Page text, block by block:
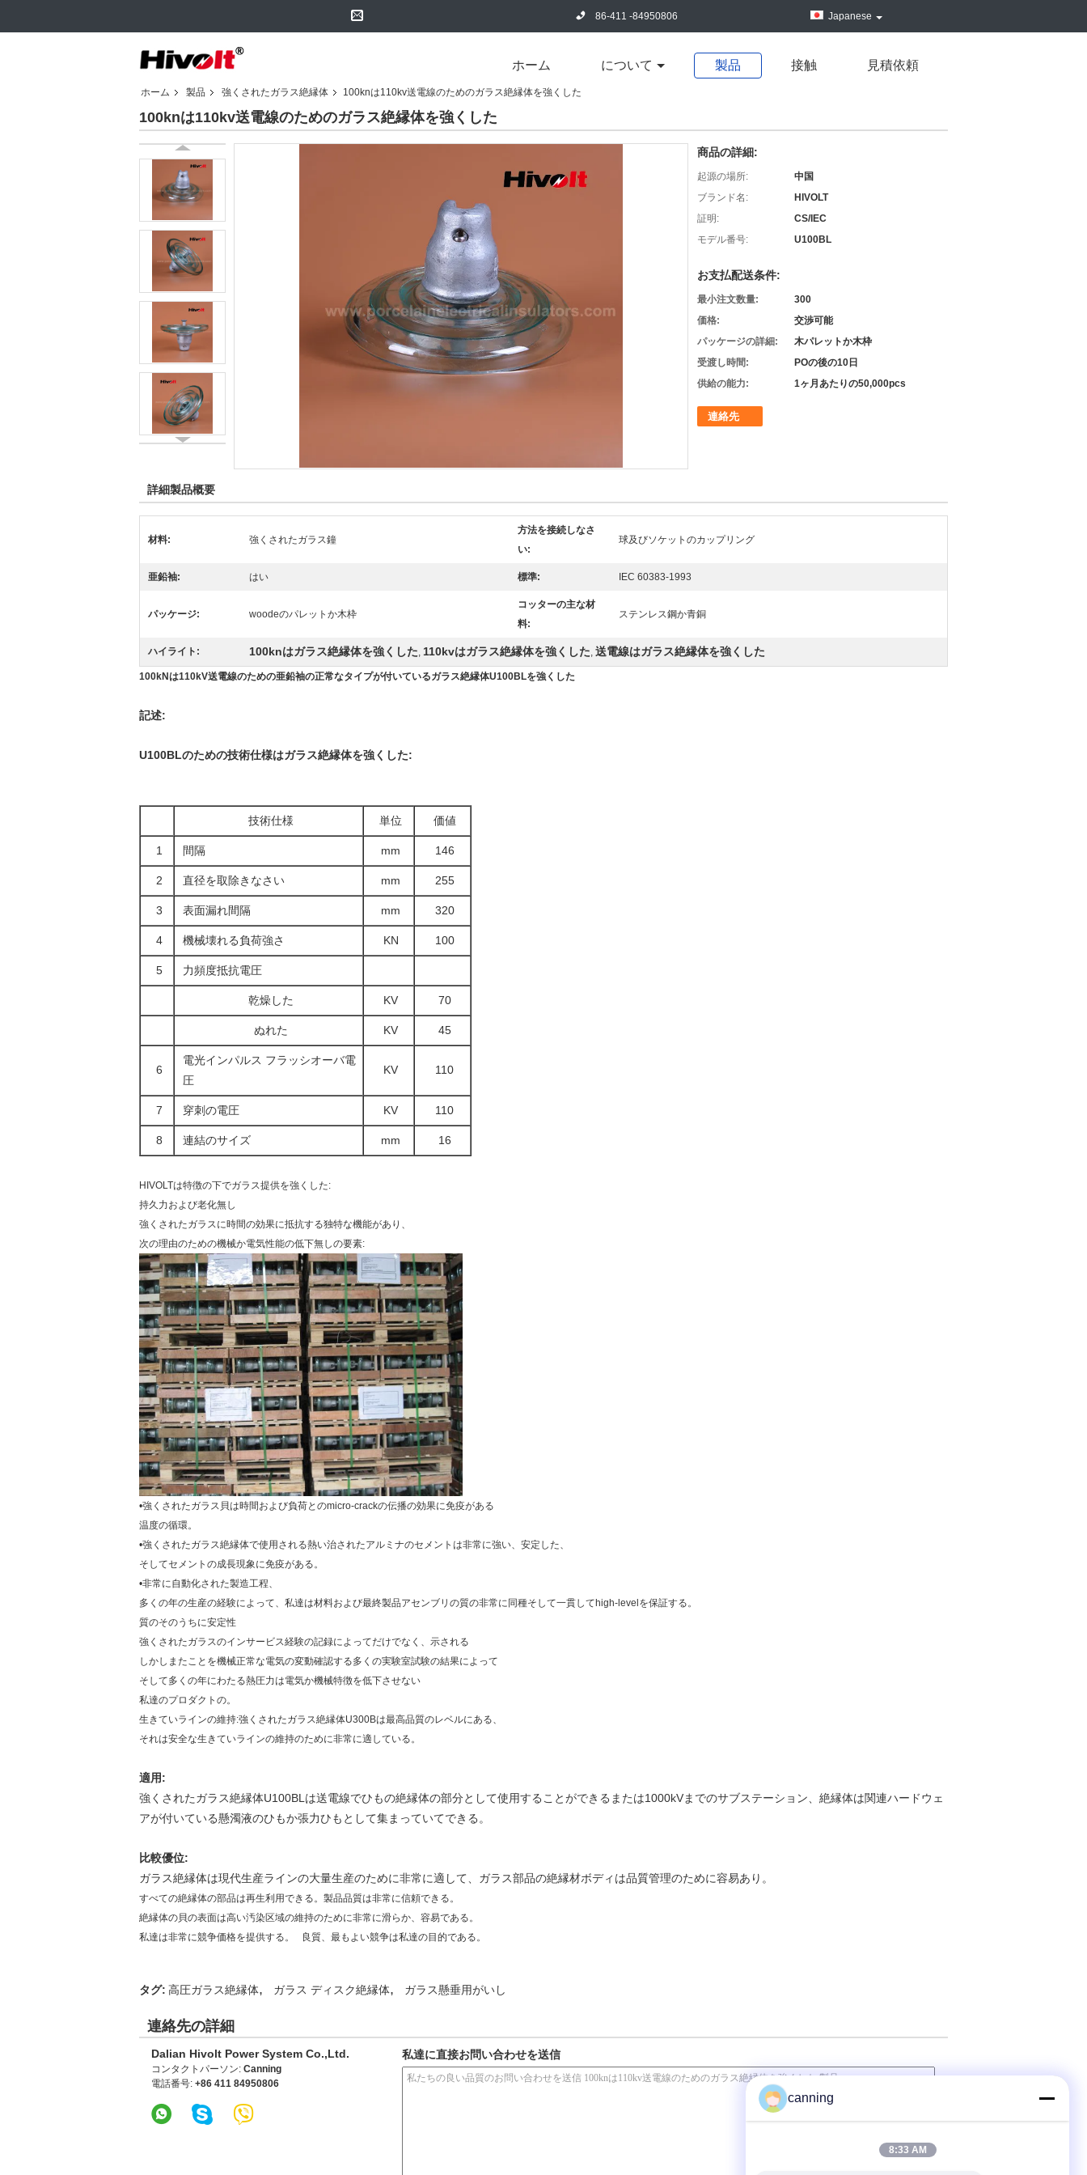
86-411 -84950806 Japanese
ホーム について 製品 接触 見積依頼
ホーム 製品 強くされたガラス絶縁体 100knは110kv送電線のためのガラス絶縁体を強くした
100knは110kv送電線のためのガラス絶縁体を強くした
商品の詳細:
起源の場所:
中国
ブランド名:
HIVOLT
証明:
CS/IEC
モデル番号:
U100BL
お支払配送条件:
最小注文数量:
300
価格:
交渉可能
パッケージの詳細:
木パレットか木枠
受渡し時間:
POの後の10日
供給の能力:
1ヶ月あたりの50,000pcs
連絡先
詳細製品概要
材料: 強くされたガラス鐘
方法を接続しなさ
い:
球及びソケットのカップリング
亜鉛袖: はい 標準: IEC 60383-1993
パッケージ: woodeのパレットか木枠
コッターの主な材
料:
ステンレス鋼か青銅
ハイライト: 100knはガラス絶縁体を強くした, 110kvはガラス絶縁体を強くした, 送電線はガラス絶縁体を強くした
100kNは110kV送電線のための亜鉛袖の正常なタイプが付いているガラス絶縁体U100BLを強くした
記述:
U100BLのための技術仕様はガラス絶縁体を強くした:
技術仕様 単位 価値
1 間隔 mm 146
2 直径を取除きなさい mm 255
3 表面漏れ間隔 mm 320
4 機械壊れる負荷強さ KN 100
5 力頻度抵抗電圧
乾燥した KV 70
ぬれた KV 45
6
電光インパルス フラッシオーバ電
圧
KV 110
7 穿刺の電圧 KV 110
8 連結のサイズ mm 16
HIVOLTは特徴の下でガラス提供を強くした:
持久力および老化無し
強くされたガラスに時間の効果に抵抗する独特な機能があり、
次の理由のための機械か電気性能の低下無しの要素:
•強くされたガラス貝は時間および負荷とのmicro-crackの伝播の効果に免疫がある
温度の循環。
•強くされたガラス絶縁体で使用される熱い治されたアルミナのセメントは非常に強い、安定した、
そしてセメントの成長現象に免疫がある。
•非常に自動化された製造工程、
多くの年の生産の経験によって、私達は材料および最終製品アセンブリの質の非常に同種そして一貫してhigh-levelを保証する。
質のそのうちに安定性
強くされたガラスのインサービス経験の記録によってだけでなく、示される
しかしまたことを機械正常な電気の変動確認する多くの実験室試験の結果によって
そして多くの年にわたる熱圧力は電気か機械特徴を低下させない
私達のプロダクトの。
生きていラインの維持:強くされたガラス絶縁体U300Bは最高品質のレベルにある、
それは安全な生きていラインの維持のために非常に適している。
適用:
強くされたガラス絶縁体U100BLは送電線でひもの絶縁体の部分として使用することができるまたは1000kVまでのサブステーション、絶縁体は関連ハードウェ
アが付いている懸濁液のひもか張力ひもとして集まっていてできる。
比較優位:
ガラス絶縁体は現代生産ラインの大量生産のために非常に適して、ガラス部品の絶縁材ボディは品質管理のために容易あり。
すべての絶縁体の部品は再生利用できる。製品品質は非常に信頼できる。
絶縁体の貝の表面は高い汚染区域の維持のために非常に滑らか、容易である。
私達は非常に競争価格を提供する。 良質、最もよい競争は私達の目的である。
タグ: 高圧ガラス絶縁体, ガラス ディスク絶縁体, ガラス懸垂用がいし
連絡先の詳細
Dalian Hivolt Power System Co.,Ltd.
コンタクトパーソン: Canning
電話番号: +86 411 84950806
私達に直接お問い合わせを送信
canning
8:33 AM